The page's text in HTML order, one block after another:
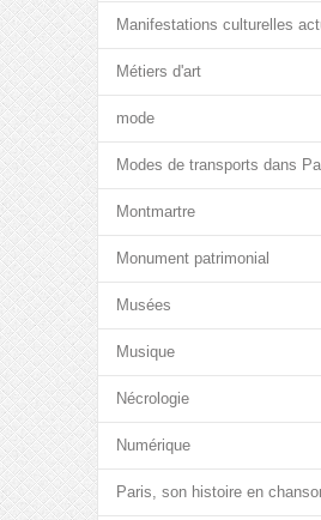
Manifestations culturelles
Métiers d'art
mode
Modes de transports dans
Montmartre
Monument patrimonial
Musées
Musique
Nécrologie
Numérique
Paris, son histoire en